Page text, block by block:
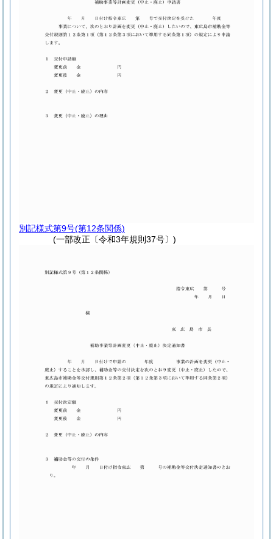
別記様式第9号(第12条関係)
(一部改正〔令和3年規則37号〕)